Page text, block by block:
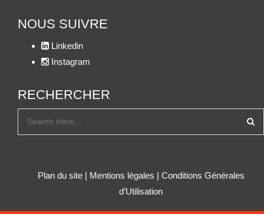
NOUS SUIVRE
Linkedin
Instagram
RECHERCHER
Plan du site| Mentions légales | Conditions Générales
d’Utilisation